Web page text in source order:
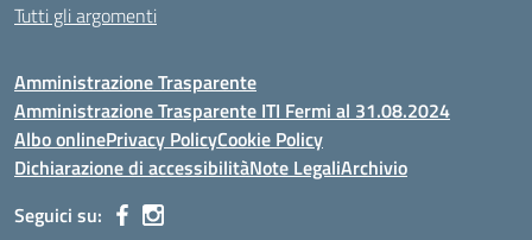
Tutti gli argomenti
Amministrazione Trasparente
Amministrazione Trasparente ITI Fermi al 31.08.2024
Albo onlinePrivacy PolicyCookie Policy
Dichiarazione di accessibilitàNote LegaliArchivio
Seguici su: